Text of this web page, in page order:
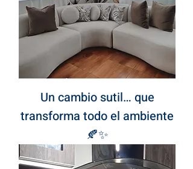
Un cambio sutil… que
transforma todo el ambiente
🍂✨